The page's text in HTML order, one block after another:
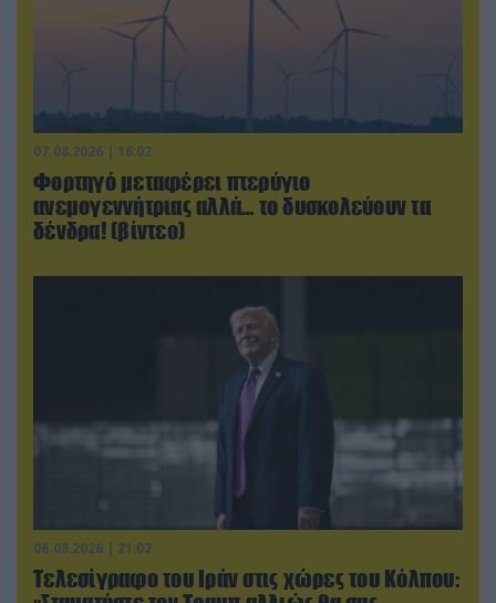
07.08.2026 | 16:02
Φορτηγό μεταφέρει πτερύγιο
ανεμογεννήτριας αλλά… το δυσκολεύουν τα
δένδρα! (βίντεο)
06.08.2026 | 21:02
Τελεσίγραφο του Ιράν στις χώρες του Κόλπου: